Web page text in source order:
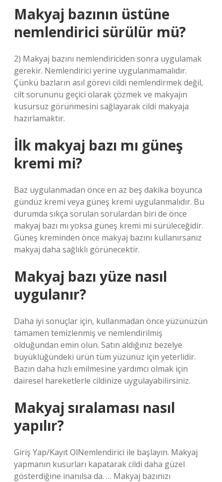
Makyaj bazının üstüne
nemlendirici sürülür mü?
2) Makyaj bazını nemlendiriciden sonra uygulamak
gerekir. Nemlendirici yerine uygulanmamalıdır.
Çünkü bazların asıl görevi cildi nemlendirmek değil,
cilt sorununu geçici olarak çözmek ve makyajın
kusursuz görünmesini sağlayarak cildi makyaja
hazırlamaktır.
İlk makyaj bazı mı güneş
kremi mi?
Baz uygulanmadan önce en az beş dakika boyunca
gündüz kremi veya güneş kremi uygulanmalıdır. Bu
durumda sıkça sorulan sorulardan biri de önce
makyaj bazı mı yoksa güneş kremi mi sürüleceğidir.
Güneş kreminden önce makyaj bazını kullanırsanız
makyaj daha sağlıklı görünecektir.
Makyaj bazı yüze nasıl
uygulanır?
Daha iyi sonuçlar için, kullanmadan önce yüzünüzün
tamamen temizlenmiş ve nemlendirilmiş
olduğundan emin olun. Satın aldığınız bezelye
büyüklüğündeki ürün tüm yüzünüz için yeterlidir.
Bazın daha hızlı emilmesine yardımcı olmak için
dairesel hareketlerle cildinize uygulayabilirsiniz.
Makyaj sıralaması nasıl
yapılır?
Giriş Yap/Kayıt OlNemlendirici ile başlayın. Makyaj
yapmanın kusurları kapatarak cildi daha güzel
gösterdiğine inanılsa da. … Makyaj bazınızı